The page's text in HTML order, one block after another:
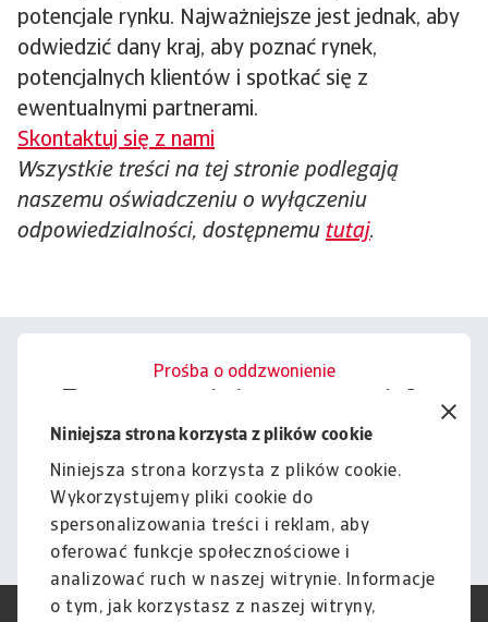
Niniejsza strona korzysta z plików cookie
Niniejsza strona korzysta z plików cookie.
Wykorzystujemy pliki cookie do
spersonalizowania treści i reklam, aby
oferować funkcje społecznościowe i
analizować ruch w naszej witrynie. Informacje
o tym, jak korzystasz z naszej witryny,
potencjale rynku. Najważniejsze jest jednak, aby
odwiedzić dany kraj, aby poznać rynek,
potencjalnych klientów i spotkać się z
ewentualnymi partnerami.
Skontaktuj się z nami
Wszystkie treści na tej stronie podlegają
naszemu oświadczeniu o wyłączeniu
odpowiedzialności, dostępnemu tutaj.
Prośba o oddzwonienie
możemy wesprzeć Cię w
zarządzaniu ryzykiem.
Kontakt